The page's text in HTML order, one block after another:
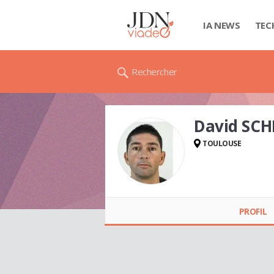
IA NEWS
Rechercher
David
TOULOUSE
PROFIL